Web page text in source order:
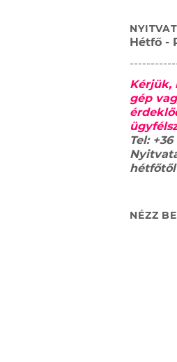
Hétfő -
Kérjük,
gép
Tel: +36
hétfőtől
NÉZZ